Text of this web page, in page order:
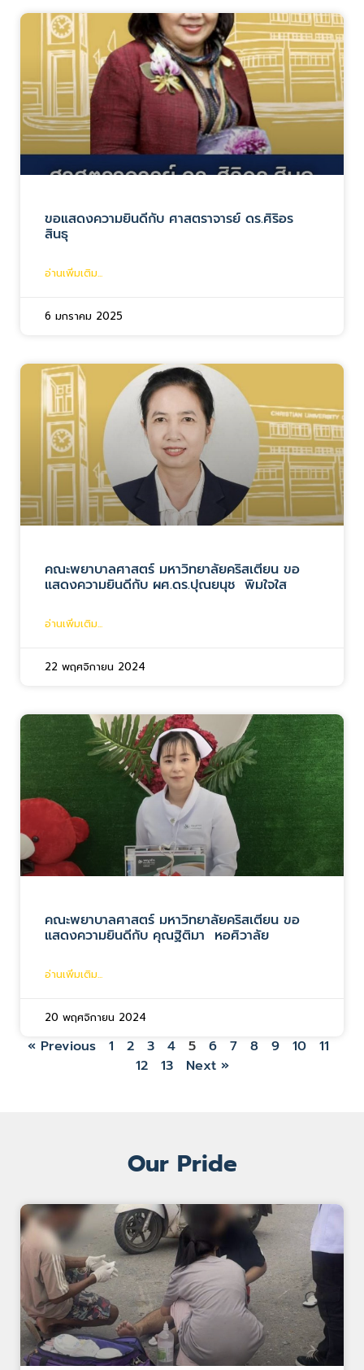
ขอแสดงความยินดีกับ ศาสตราจารย์ ดร.ศิริอร
สินธุ
อ่านเพิ่มเติม...
6 มกราคม 2025
คณะพยาบาลศาสตร์ มหาวิทยาลัยคริสเตียน ขอ
แสดงความยินดีกับ ผศ.ดร.ปุณยนุช พิมใจใส
อ่านเพิ่มเติม...
22 พฤศจิกายน 2024
คณะพยาบาลศาสตร์ มหาวิทยาลัยคริสเตียน ขอ
แสดงความยินดีกับ คุณฐิติมา หอศิวาลัย
อ่านเพิ่มเติม...
20 พฤศจิกายน 2024
« Previous 1 2 3 4 5 6 7 8 9 10
11
12
13 Next »
Our Pride